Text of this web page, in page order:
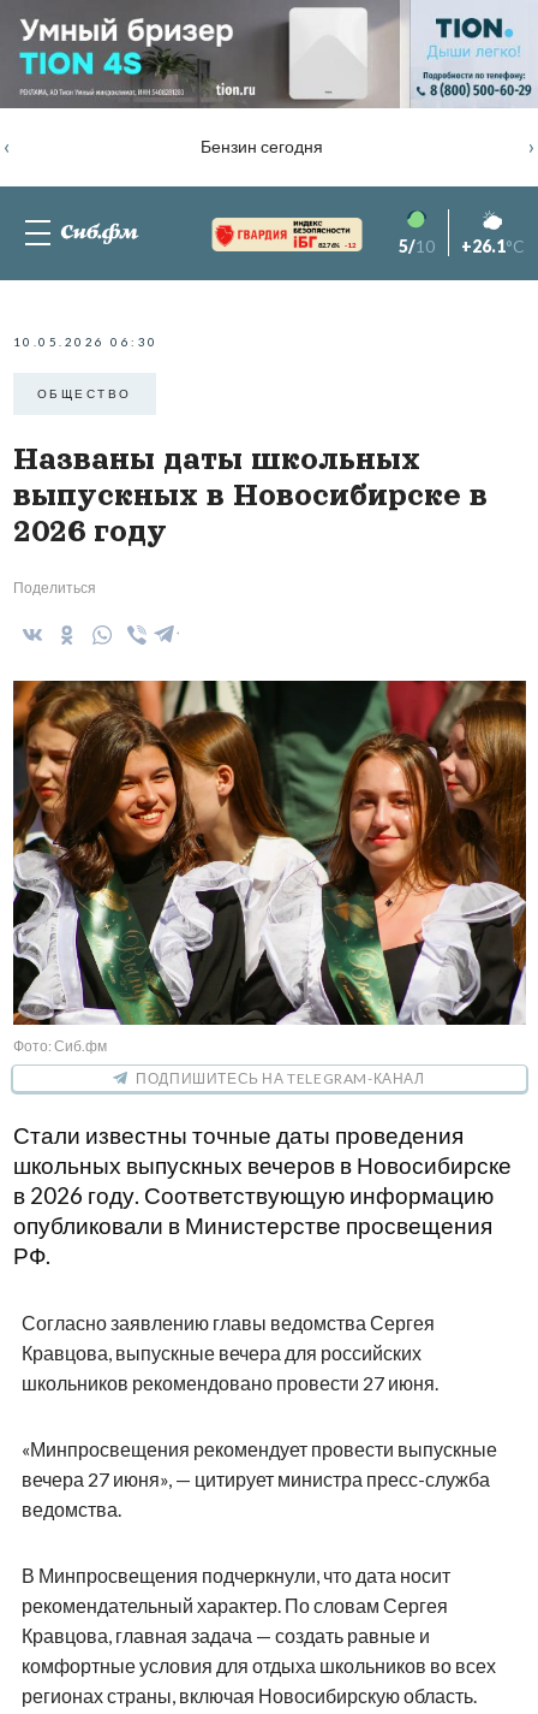
Бензин сегодня
‹ ›
82.76% -1.2 5/10 +26.1°C
10.05.2026 06:30
ОБЩЕСТВО
Названы даты школьных
выпускных в Новосибирске в
2026 году
Поделиться
Фото: Сиб.фм
ПОДПИШИТЕСЬ НА TELEGRAM-КАНАЛ
Стали известны точные даты проведения
школьных выпускных вечеров в Новосибирске
в 2026 году. Соответствующую информацию
опубликовали в Министерстве просвещения
РФ.
Согласно заявлению главы ведомства Сергея
Кравцова, выпускные вечера для российских
школьников рекомендовано провести 27 июня.
«Минпросвещения рекомендует провести выпускные
вечера 27 июня», — цитирует министра пресс-служба
ведомства.
В Минпросвещения подчеркнули, что дата носит
рекомендательный характер. По словам Сергея
Кравцова, главная задача — создать равные и
комфортные условия для отдыха школьников во всех
регионах страны, включая Новосибирскую область.